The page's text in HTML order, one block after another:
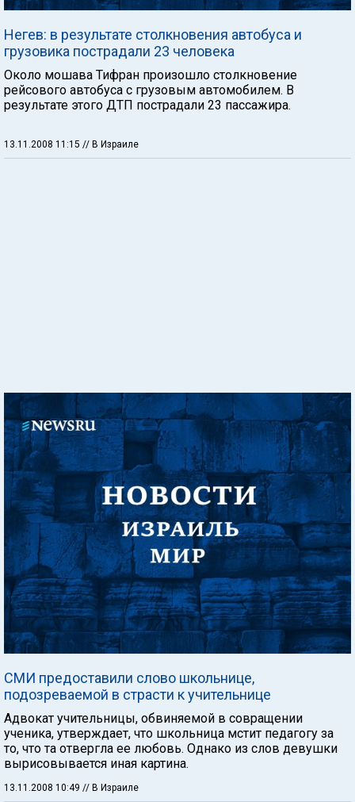
Негев: в результате столкновения автобуса и
грузовика пострадали 23 человека
Около мошава Тифран произошло столкновение
рейсового автобуса с грузовым автомобилем. В
результате этого ДТП пострадали 23 пассажира.
13.11.2008 11:15 // В Израиле
СМИ предоставили слово школьнице,
подозреваемой в страсти к учительнице
Адвокат учительницы, обвиняемой в совращении
ученика, утверждает, что школьница мстит педагогу за
то, что та отвергла ее любовь. Однако из слов девушки
вырисовывается иная картина.
13.11.2008 10:49 // В Израиле